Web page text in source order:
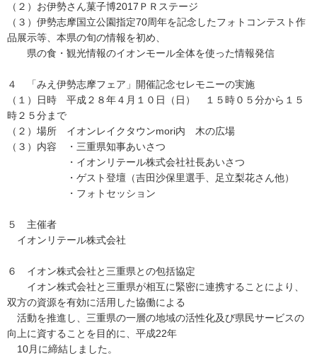
（２）お伊勢さん菓子博2017ＰＲステージ
（３）伊勢志摩国立公園指定70周年を記念したフォトコンテスト作
品展示等、本県の旬の情報を初め、
県の食・観光情報のイオンモール全体を使った情報発信
４ 「みえ伊勢志摩フェア」開催記念セレモニーの実施
（１）日時 平成２８年４月１０日（日） １５時０５分から１５
時２５分まで
（２）場所 イオンレイクタウンmori内 木の広場
（３）内容 ・三重県知事あいさつ
・イオンリテール株式会社社長あいさつ
・ゲスト登壇（吉田沙保里選手、足立梨花さん他）
・フォトセッション
５ 主催者
イオンリテール株式会社
６ イオン株式会社と三重県との包括協定
イオン株式会社と三重県が相互に緊密に連携することにより、
双方の資源を有効に活用した協働による
活動を推進し、三重県の一層の地域の活性化及び県民サービスの
向上に資することを目的に、平成22年
10月に締結しました。